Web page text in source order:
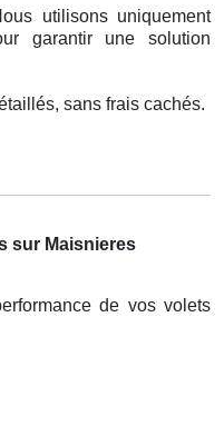
utilisons uniquement
garantir une solution
sans frais cachés.
sur Maisnieres
de vos volets